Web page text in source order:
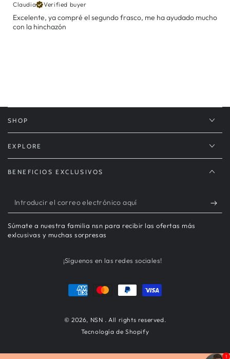
Claudia
Verified buyer
Excelente, ya compré el segundo frasco, me ha ayudado mucho
con la hinchazón
SHOP
EXPLORE
BENEFICIOS EXCLUSIVOS
Introducir
el
correo
Súmate a nuestra familia nsn para recibir las ofertas más
exlcusivas y muchas sorpresas
¡Síguenos en las redes sociales!
© 2026, NSN . All rights reserved.
Tecnología de Shopify